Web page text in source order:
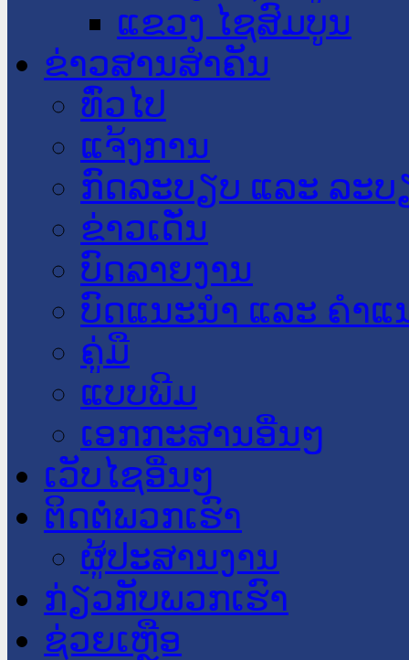
ແຂວງ ໄຊສົມບູນ
ຂ່າວສານສໍາຄັນ
​ທົ່ວ​ໄປ
ແຈ້ງການ
ກົດລະບຽບ ແລະ ລະບ
ຂ່າວເດັ່ນ
ບົດລາຍງານ
ບົດແນະນໍາ ແລະ ຄໍາແ
ຄູ່ມື
ແບບພີມ
ເອກກະສານອື່ນໆ
ເວັບໄຊອື່ນໆ
ຕິດຕໍ່ພວກເຮົາ
ຜູ້ປະສານງານ
ກ່ຽວກັບພວກເຮົາ
ຊ່ວຍເຫຼືອ